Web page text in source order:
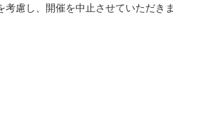
考慮し、開催を中止させていただきま